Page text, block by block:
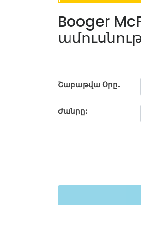
Booger
Շաբաթվա Օրը.
Ժանրը: